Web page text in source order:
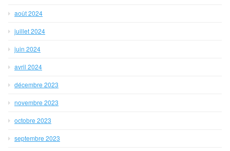
août 2024
juillet 2024
juin 2024
avril 2024
décembre 2023
novembre 2023
octobre 2023
septembre 2023